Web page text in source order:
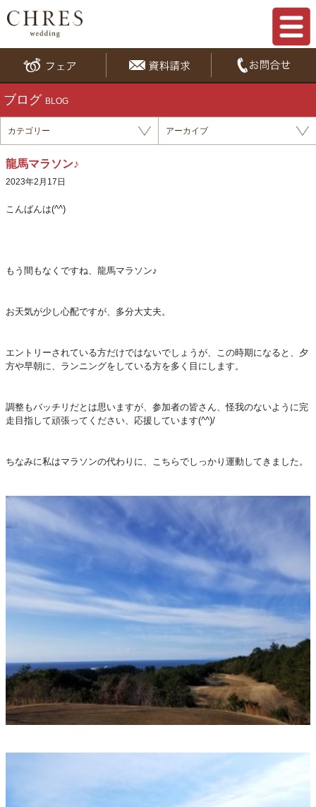
ブログ BLOG
カテゴリー アーカイブ
龍馬マラソン♪
2023年2月17日
こんばんは(^^)
もう間もなくですね、龍馬マラソン♪
お天気が少し心配ですが、多分大丈夫。
エントリーされている方だけではないでしょうが、この時期になると、夕
方や早朝に、ランニングをしている方を多く目にします。
調整もバッチリだとは思いますが、参加者の皆さん、怪我のないように完
走目指して頑張ってください、応援しています(^^)/
ちなみに私はマラソンの代わりに、こちらでしっかり運動してきました。